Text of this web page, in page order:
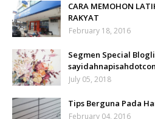
CARA MEMOHON
RAKYAT
February 18, 2016
Segmen Special
July 05, 2018
Tips Berguna Pada
February 04, 2016